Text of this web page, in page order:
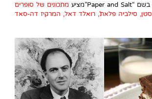
מתכונים של סופרים
אוסטן, סילביה פלאת', רואלד דאל, המרקיז דה-סאד